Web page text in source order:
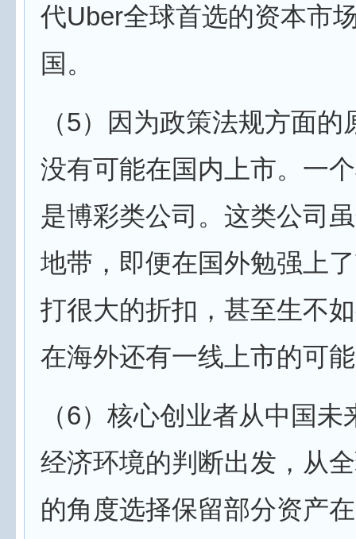
代Uber全球首选的资本市
国。
（5）因为政策法规方面
没有可能在国内上市。一
是博彩类公司。这类公司
地带，即便在国外勉强上
打很大的折扣，甚至生不
在海外还有一线上市的可
（6）核心创业者从中国
经济环境的判断出发，从
的角度选择保留部分资产